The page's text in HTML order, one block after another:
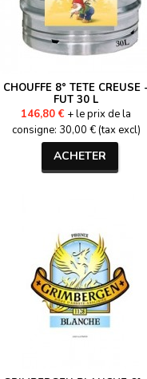
CHOUFFE 8° TETE CREUSE -
FUT 30 L
146,80 € + le prix de la
consigne: 30,00 € (tax excl)
ACHETER